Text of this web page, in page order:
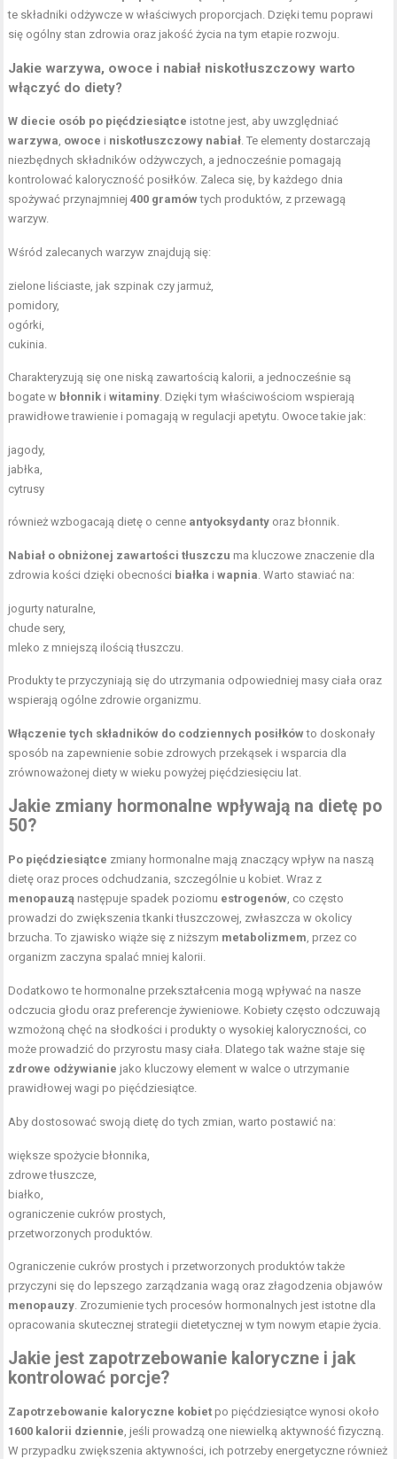
te składniki odżywcze w właściwych proporcjach. Dzięki temu poprawi
się ogólny stan zdrowia oraz jakość życia na tym etapie rozwoju.
Jakie warzywa, owoce i nabiał niskotłuszczowy warto
włączyć do diety?
W diecie osób po pięćdziesiątce istotne jest, aby uwzględniać
warzywa, owoce i niskotłuszczowy nabiał. Te elementy dostarczają
niezbędnych składników odżywczych, a jednocześnie pomagają
kontrolować kaloryczność posiłków. Zaleca się, by każdego dnia
spożywać przynajmniej400 gramówtych produktów, z przewagą
warzyw.
Wśród zalecanych warzyw znajdują się:
zielone liściaste, jak szpinak czy jarmuż,
pomidory,
ogórki,
cukinia.
Charakteryzują się one niską zawartością kalorii, a jednocześnie są
bogate w błonnik iwitaminy. Dzięki tym właściwościom wspierają
prawidłowe trawienie i pomagają w regulacji apetytu. Owoce takie jak:
jagody,
jabłka,
cytrusy
również wzbogacają dietę o cenne antyoksydanty oraz błonnik.
Nabiał o obniżonej zawartości tłuszczu ma kluczowe znaczenie dla
zdrowia kości dzięki obecności białka iwapnia. Warto stawiać na:
jogurty naturalne,
chude sery,
mleko z mniejszą ilością tłuszczu.
Produkty te przyczyniają się do utrzymania odpowiedniej masy ciała oraz
wspierają ogólne zdrowie organizmu.
Włączenie tych składników do codziennych posiłkówto doskonały
sposób na zapewnienie sobie zdrowych przekąsek i wsparcia dla
zrównoważonej diety w wieku powyżej pięćdziesięciu lat.
Jakie zmiany hormonalne wpływają na dietę po
50?
Po pięćdziesiątce zmiany hormonalne mają znaczący wpływ na naszą
dietę oraz proces odchudzania, szczególnie u kobiet. Wraz z
menopauzą następuje spadek poziomu estrogenów, co często
prowadzi do zwiększenia tkanki tłuszczowej, zwłaszcza w okolicy
brzucha. To zjawisko wiąże się z niższym metabolizmem, przez co
organizm zaczyna spalać mniej kalorii.
Dodatkowo te hormonalne przekształcenia mogą wpływać na nasze
odczucia głodu oraz preferencje żywieniowe. Kobiety często odczuwają
wzmożoną chęć na słodkości i produkty o wysokiej kaloryczności, co
może prowadzić do przyrostu masy ciała. Dlatego tak ważne staje się
zdrowe odżywianie jako kluczowy element w walce o utrzymanie
prawidłowej wagi po pięćdziesiątce.
Aby dostosować swoją dietę do tych zmian, warto postawić na:
większe spożycie błonnika,
zdrowe tłuszcze,
białko,
ograniczenie cukrów prostych,
przetworzonych produktów.
Ograniczenie cukrów prostych i przetworzonych produktów także
przyczyni się do lepszego zarządzania wagą oraz złagodzenia objawów
menopauzy. Zrozumienie tych procesów hormonalnych jest istotne dla
opracowania skutecznej strategii dietetycznej w tym nowym etapie życia.
Jakie jest zapotrzebowanie kaloryczne i jak
kontrolować porcje?
Zapotrzebowanie kaloryczne kobiet po pięćdziesiątce wynosi około
1600 kalorii dziennie, jeśli prowadzą one niewielką aktywność fizyczną.
W przypadku zwiększenia aktywności, ich potrzeby energetyczne również